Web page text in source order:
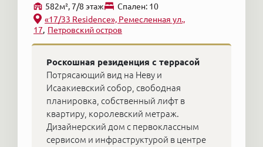
582м², 7/8 этаж
Cпален: 10
«17/33 Residence», Ремесленная ул.,
17
Петровский остров
Роскошная резиденция с террасой
Потрясающий вид на Неву и
Исаакиевский собор, свободная
планировка, собственный лифт в
квартиру, королевский метраж.
Дизайнерский дом с первоклассным
сервисом и инфраструктурой в центре